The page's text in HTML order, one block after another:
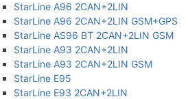
StarLine A96 2CAN+2LIN
StarLine A96 2CAN+2LIN GSM+GPS
StarLine AS96 BT 2CAN+2LIN GSM
StarLine A93 2CAN+2LIN
StarLine A93 2CAN+2LIN GSM
StarLine E95
StarLine E93 2CAN+2LIN